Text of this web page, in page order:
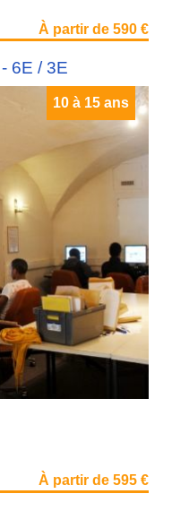
À partir de 590 €
6E / 3E
10 à 15 ans
À partir de 595 €